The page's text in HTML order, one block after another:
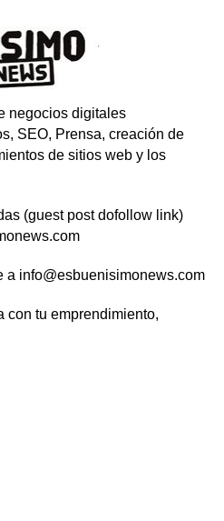
negocios digitales
SEO, Prensa, creación de
de sitios web y los
(guest post dofollow link)
a info@esbuenisimonews.com
con tu emprendimiento,